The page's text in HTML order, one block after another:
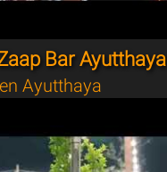
Bar Ayutthaya
Ayutthaya